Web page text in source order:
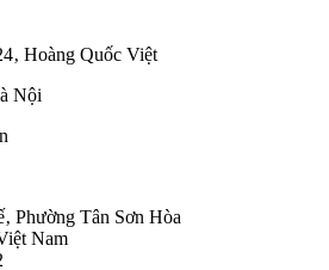
Hoàng Quốc Việt
Nội
Phường Tân Sơn Hòa
Nam